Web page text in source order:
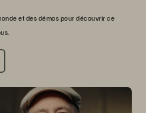
et des démos pour découvrir ce